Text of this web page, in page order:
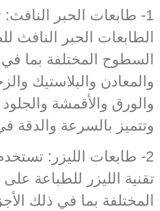
1- طابعات الحبر
الطابعات الحبر النافث
السطوح المختلفة بما
والمعادن والبلاستيك
والورق والأقمشة والجلود
وتتميز بالسرعة والدقة
2- طابعات الليزر:
تقنية الليزر للطباعة
المختلفة بما في ذلك